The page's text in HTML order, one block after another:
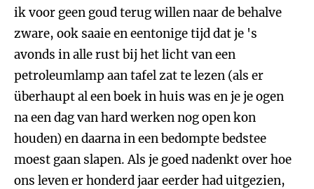
ik voor geen goud terug willen naar de behalve
zware, ook saaie en eentonige tijd dat je 's
avonds in alle rust bij het licht van een
petroleumlamp aan tafel zat te lezen (als er
überhaupt al een boek in huis was en je je ogen
na een dag van hard werken nog open kon
houden) en daarna in een bedompte bedstee
moest gaan slapen. Als je goed nadenkt over hoe
ons leven er honderd jaar eerder had uitgezien,